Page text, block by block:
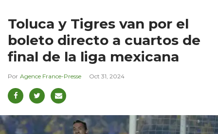
Toluca y Tigres van por el
boleto directo a cuartos de
final de la liga mexicana
Agence France-Presse Oct 31, 2024